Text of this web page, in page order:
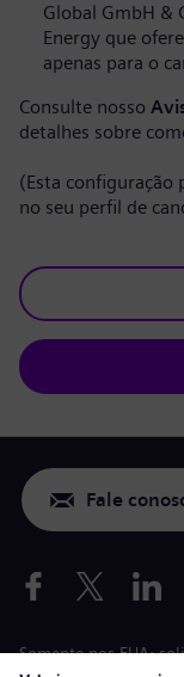
Global GmbH &
Energy que
apenas para o
Consulte nosso
detalhes sobre
(Esta configuração
no seu perfil de
Fale
Somente nos EUA: